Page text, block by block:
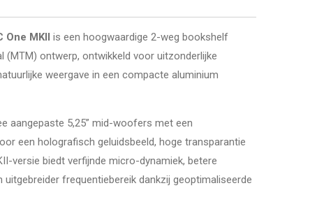
One MKII is een hoogwaardige 2-weg bookshelf
(MTM) ontwerp, ontwikkeld voor uitzonderlijke
weergave in een compacte aluminium
aangepaste 5,25” mid-woofers met een
een holografisch geluidsbeeld, hoge transparantie
versie biedt verfijnde micro-dynamiek, betere
frequentiebereik dankzij geoptimaliseerde